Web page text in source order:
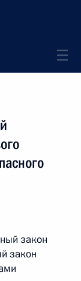
закон
закон